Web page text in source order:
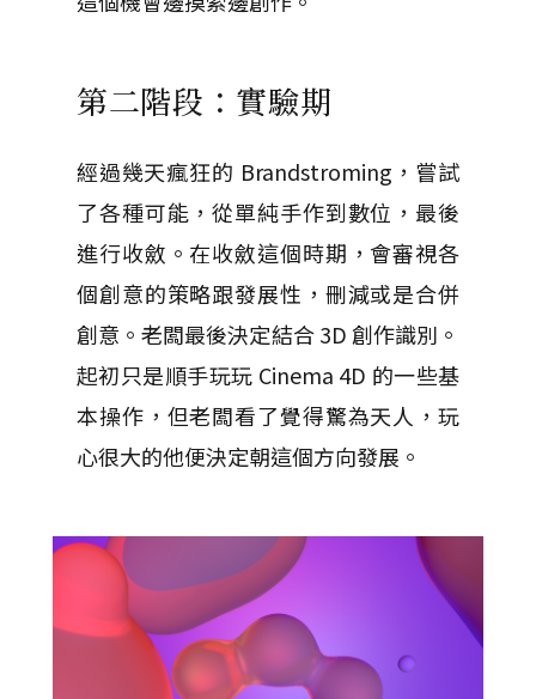
第二階段：實驗期
經過幾天瘋狂的 Brandstroming，嘗試
了各種可能，從單純手作到數位，最後
進行收斂。在收斂這個時期，會審視各
個創意的策略跟發展性，刪減或是合併
創意。老闆最後決定結合 3D 創作識別。
起初只是順手玩玩 Cinema 4D 的一些基
本操作，但老闆看了覺得驚為天人，玩
心很大的他便決定朝這個方向發展。